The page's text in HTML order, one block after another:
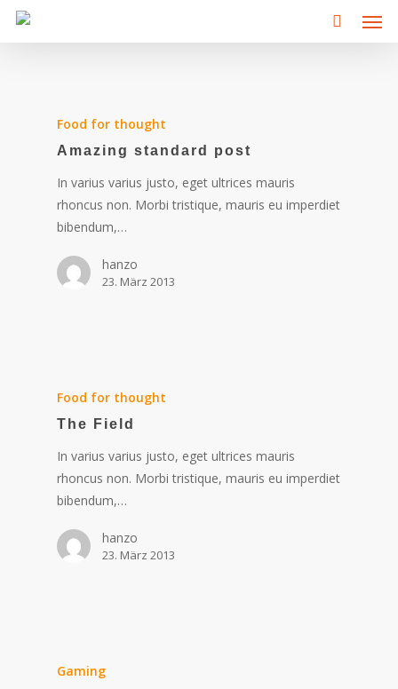
Skip
Food for thought
Amazing standard post
In varius varius justo, eget ultrices mauris
rhoncus non. Morbi tristique, mauris eu imperdiet
bibendum,…
hanzo
23. März 2013
Food for thought
The Field
In varius varius justo, eget ultrices mauris
rhoncus non. Morbi tristique, mauris eu imperdiet
bibendum,…
hanzo
23. März 2013
Gaming